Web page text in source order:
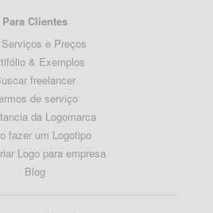
Para Clientes
e Preços
& Exemplos
freelancer
de serviço
da Logomarca
fazer um Logotipo
Logo para empresa
Blog